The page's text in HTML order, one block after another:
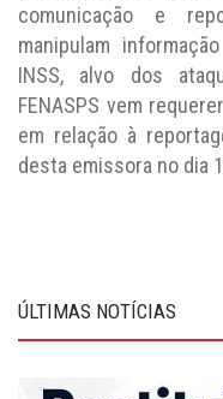
comunicação e
manipulam
INSS, alvo dos
FENASPS vem
em relação à
desta emissora no dia
ÚLTIMAS NOTÍCIAS